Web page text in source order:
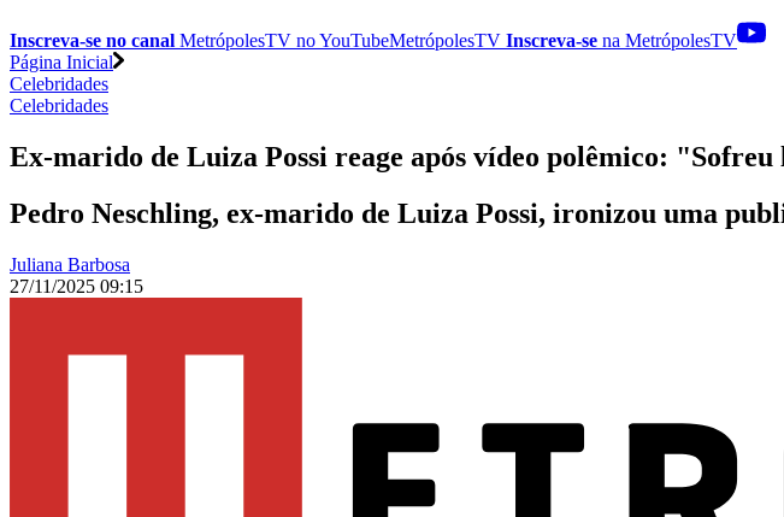
Inscreva-se no canal MetrópolesTV noYouTubeMetrópolesTV Inscreva-se na MetrópolesTV
Página Inicial
Celebridades
Celebridades
Ex-marido de Luiza Possi reage após vídeo polêmico:
Pedro Neschling, ex-marido de Luiza Possi, ironizou uma
Juliana Barbosa
27/11/2025 09:15